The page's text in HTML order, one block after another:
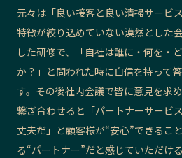
お問い合わせ 会社概要
元々は「良い接客と良い清掃サービ
特徴が絞り込めていない漠然とした
した研修で、「自社は誰に・何を・
か？」と問われた時に自信を持って
す。その後社内会議で皆に意見を求
繋ぎ合わせると「パートナーサービ
丈夫だ」と顧客様が“安心”できるこ
る“パートナー”だと感じていただけ